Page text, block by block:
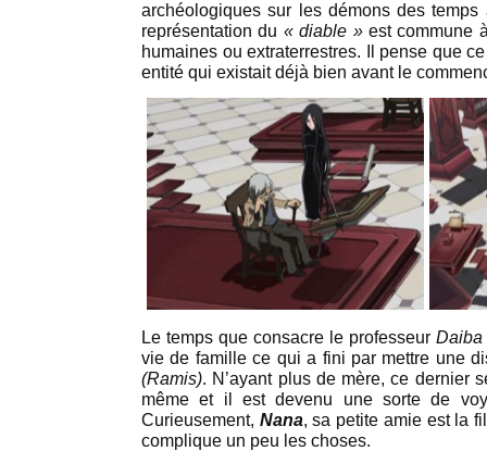
archéologiques sur les démons des
représentation du « diable »est commune
humaines ou extraterrestres. Il pense que
entité qui existait déjà bien avant le
Le temps que consacre le professeur Daiba
vie de famille ce qui a fini par mettre une
(Ramis). N’ayant plus de mère, ce dernier
même et il est devenu une sorte de
Curieusement, Nana, sa petite amie est la
complique un peu les choses.